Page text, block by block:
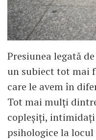
Presiunea legată
un subiect tot mai
care le avem în
Tot mai mulți
copleșiți,
psihologice la locul